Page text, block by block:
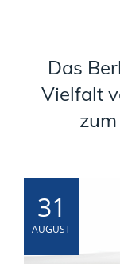
Das
Vielfalt
31
AUGUST